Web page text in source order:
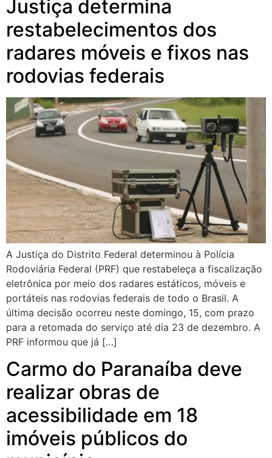
Justiça determina
restabelecimentos dos
radares móveis e fixos nas
rodovias federais
A Justiça do Distrito Federal determinou à Polícia
Rodoviária Federal (PRF) que restabeleça a fiscalização
eletrônica por meio dos radares estáticos, móveis e
portáteis nas rodovias federais de todo o Brasil. A
última decisão ocorreu neste domingo, 15, com prazo
para a retomada do serviço até dia 23 de dezembro. A
PRF informou que já […]
Carmo do Paranaíba deve
realizar obras de
acessibilidade em 18
imóveis públicos do